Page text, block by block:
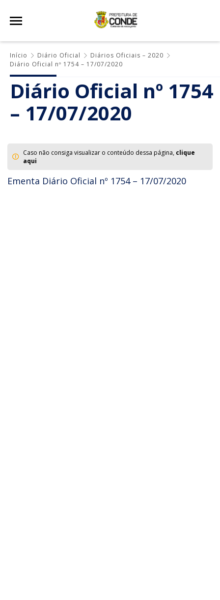
Início Diário Oficial
Diários Oficiais – 2020
Diário Oficial nº 1754 – 17/07/2020
Diário Oficial nº 1754
– 17/07/2020
Caso não consiga visualizar o conteúdo dessa página, clique
aqui
Ementa Diário Oficial nº 1754 – 17/07/2020